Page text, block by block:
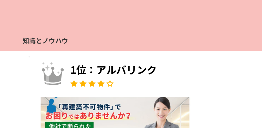
知識とノウハウ
1位：アルバリンク